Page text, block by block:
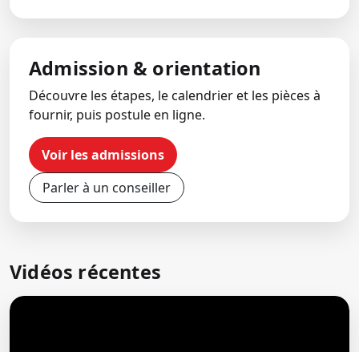
Admission & orientation
Découvre les étapes, le calendrier et les pièces à
fournir, puis postule en ligne.
Voir les admissions
Parler à un conseiller
Vidéos récentes